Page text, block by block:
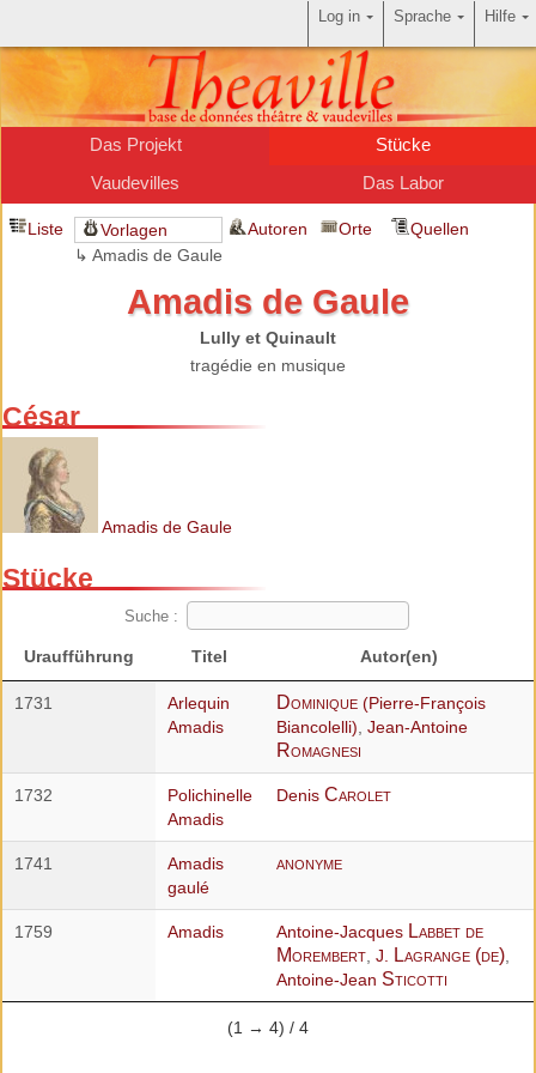
Das Projekt
Stücke
Vaudevilles
Das Labor
Liste
Vorlagen
↳ Amadis de Gaule
Autoren Orte Quellen
Amadis de Gaule
Lully et Quinault
tragédie en musique
César
Amadis de Gaule
Stücke
Suche :
Uraufführung Titel Autor(en)
1731
Arlequin
Amadis
Dominique(Pierre-François
Biancolelli), Jean-Antoine
Romagnesi
1732
Polichinelle
Amadis
Denis Carolet
1741
Amadis
gaulé
anonyme
1759 Amadis Antoine-Jacques Labbet de
Morembert, J. Lagrange (de),
Antoine-Jean Sticotti
(1 → 4) / 4
Hilfe
Sprache
Log in